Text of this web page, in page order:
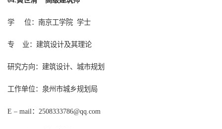
学 位：南京工学院 学士
专 业：建筑设计及其理论
研究方向：建筑设计、城市规划
工作单位：泉州市城乡规划局
E – mail： 2508333786@qq.com